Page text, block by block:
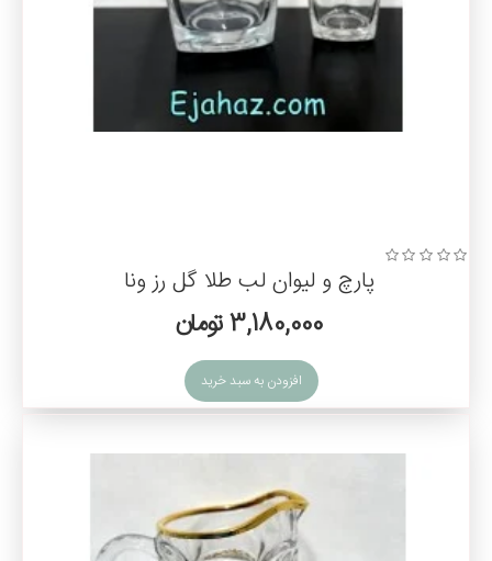
پارچ و لیوان لب طلا گل رز ونا
3,180,000 تومان
افزودن به سبد خرید